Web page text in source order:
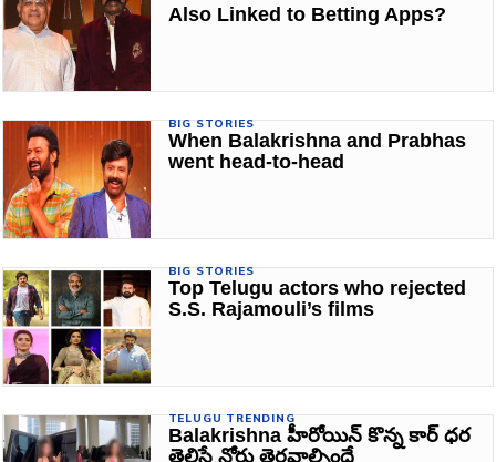
Also Linked to Betting Apps?
BIG STORIES
When Balakrishna and Prabhas
went head-to-head
BIG STORIES
Top Telugu actors who rejected
S.S. Rajamouli’s films
TELUGU TRENDING
Balakrishna హీరోయిన్ కొన్న కార్ ధర
తెలిస్తే నోరు తెరవాల్సిందే